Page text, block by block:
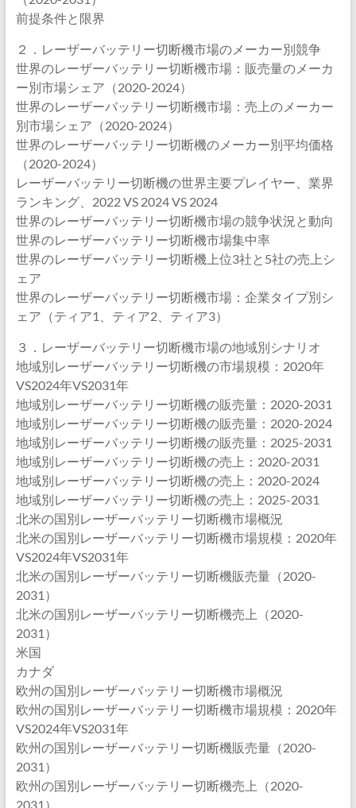
前提条件と限界
２．レーザーバッテリー切断機市場のメーカー別競争
世界のレーザーバッテリー切断機市場：販売量のメーカ
ー別市場シェア（2020-2024）
世界のレーザーバッテリー切断機市場：売上のメーカー
別市場シェア（2020-2024）
世界のレーザーバッテリー切断機のメーカー別平均価格
（2020-2024）
レーザーバッテリー切断機の世界主要プレイヤー、業界
ランキング、2022 VS 2024 VS 2024
世界のレーザーバッテリー切断機市場の競争状況と動向
世界のレーザーバッテリー切断機市場集中率
世界のレーザーバッテリー切断機上位3社と5社の売上シ
ェア
世界のレーザーバッテリー切断機市場：企業タイプ別シ
ェア（ティア1、ティア2、ティア3）
３．レーザーバッテリー切断機市場の地域別シナリオ
地域別レーザーバッテリー切断機の市場規模：2020年
VS2024年VS2031年
地域別レーザーバッテリー切断機の販売量：2020-2031
地域別レーザーバッテリー切断機の販売量：2020-2024
地域別レーザーバッテリー切断機の販売量：2025-2031
地域別レーザーバッテリー切断機の売上：2020-2031
地域別レーザーバッテリー切断機の売上：2020-2024
地域別レーザーバッテリー切断機の売上：2025-2031
北米の国別レーザーバッテリー切断機市場概況
北米の国別レーザーバッテリー切断機市場規模：2020年
VS2024年VS2031年
北米の国別レーザーバッテリー切断機販売量（2020-
2031）
北米の国別レーザーバッテリー切断機売上（2020-
2031）
米国
カナダ
欧州の国別レーザーバッテリー切断機市場概況
欧州の国別レーザーバッテリー切断機市場規模：2020年
VS2024年VS2031年
欧州の国別レーザーバッテリー切断機販売量（2020-
2031）
欧州の国別レーザーバッテリー切断機売上（2020-
2031）